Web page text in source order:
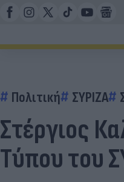
Πολιτική ΣΥΡΙΖΑ
Στέργιος
Τύπου του